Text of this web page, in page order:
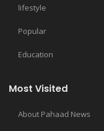
lifestyle
Popular
Education
Most Visited
About Pahaad News